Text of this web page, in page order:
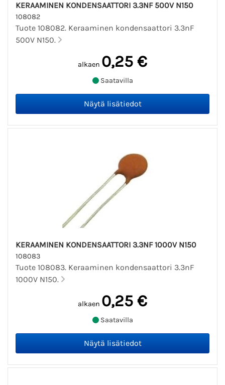
KERAAMINEN KONDENSAATTORI 3.3NF 500V N150
108082
Tuote 108082. Keraaminen kondensaattori 3.3nF
500V N150.
alkaen 0,25 €
Saatavilla
KERAAMINEN KONDENSAATTORI 3.3NF 1000V N150
108083
Tuote 108083. Keraaminen kondensaattori 3.3nF
1000V N150.
alkaen 0,25 €
Saatavilla